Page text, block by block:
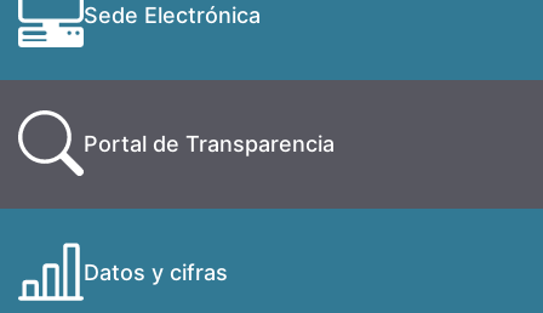
Sede Electrónica
Portal de Transparencia
Datos y cifras